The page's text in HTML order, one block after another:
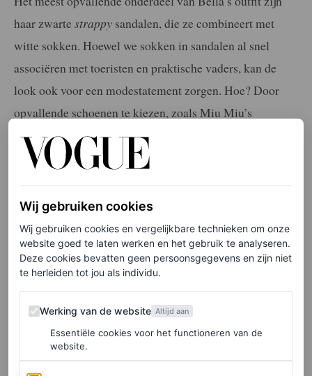
haar zwarte strappy sandalen, die ze combineert met
witte sokken. Hoewel we sokken in sandalen al snel
associëren met toeristen en praktische vaders, kan de
look ook voor een modestatement zorgen. Hoe? Door
opvallende schoenen te kiezen, zoals Miu Miu’s
platformsandalen, en die te dragen met sokken van goede
kwaliteit.
Blair Waldorf
Depreppylook van Bella Hadid doet ons sterk denken
aan de stijl van Blair Waldorf. Het iconische personage
Leighton Meester, staat bekend om haar liefde voor
klassieke mode-items, vintage prints, parelkettingen en –
natuurlijk – haarbanden. Ook sokken in sandalen zijn
Wij gebruiken cookies
Wij gebruiken cookies en vergelijkbare technieken om onze
website goed te laten werken en het gebruik te analyseren.
Deze cookies bevatten geen persoonsgegevens en zijn niet
te herleiden tot jou als individu.
Werking van de website
Werking van de website Altijd aan
Essentiële cookies voor het functioneren van de
website.